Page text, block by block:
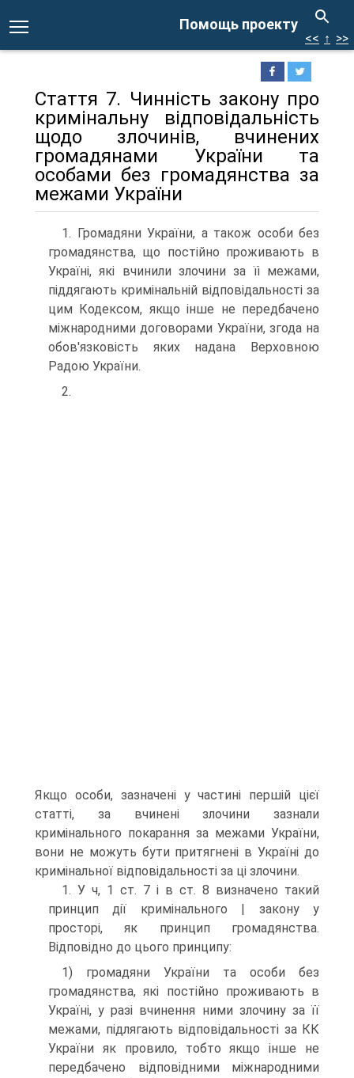
Помощь проекту
<< ↑ >>
Стаття 7. Чинність закону про
кримінальну відповідальність
щодо злочинів, вчинених
громадянами України та
особами без громадянства за
межами України
1. Громадяни України, а також особи без
громадянства, що постійно проживають в
Україні, які вчинили злочини за їі межами,
піддягають кримінальній відповідальності за
цим Кодексом, якщо інше не передбачено
міжнародними договорами України, згода на
обов'язковість яких надана Верховною
Радою України.
2.
Якщо особи, зазначені у частині першій цієї
статті, за вчинені злочини зазнали
кримінального покарання за межами України,
вони не можуть бути притягнені в Україні до
кримінальної відповідальності за ці злочини.
1. У ч, 1 ст. 7 і в ст. 8 визначено такий
принцип дії кримінального | закону у
просторі, як принцип громадянства.
Відповідно до цього принципу:
1) громадяни України та особи без
громадянства, які постійно проживають в
Україні, у разі вчинення ними злочину за її
межами, підлягають відповідальності за КК
України як провило, тобто якщо інше не
передбачено відповідними міжнародними